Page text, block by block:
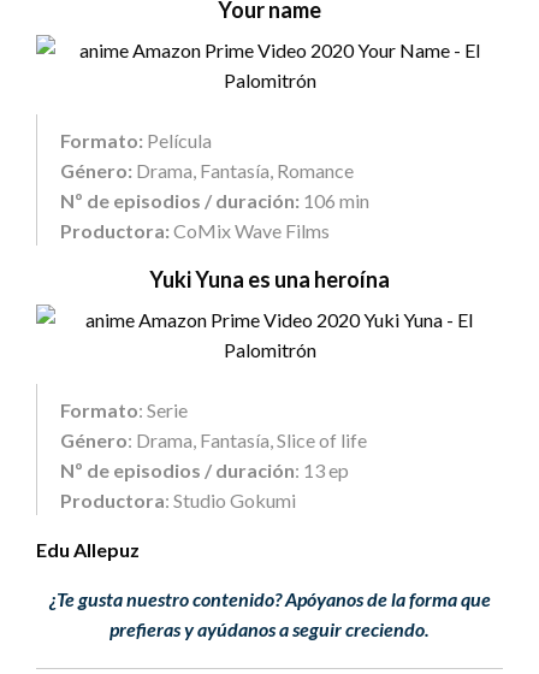
Your name
Formato: Película
Género: Drama, Fantasía, Romance
Nº de episodios / duración: 106 min
Productora: CoMix Wave Films
Yuki Yuna es una heroína
Formato: Serie
Género: Drama, Fantasía, Slice of life
Nº de episodios / duración: 13 ep
Productora: Studio Gokumi
Edu Allepuz
¿Te gusta nuestro contenido? Apóyanos de la forma que
prefieras y ayúdanos a seguir creciendo.